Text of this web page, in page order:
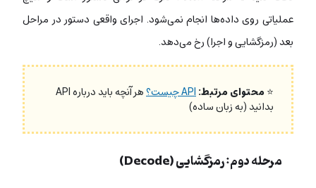
عملیاتی روی داده‌ها انجام نمی‌شود. اجرای واقعی دستور در مراحل
بعد (رمزگشایی و اجرا) رخ می‌دهد.
⭐محتوای مرتبط:API چیست؟ هر آنچه باید درباره API
بدانید (به زبان ساده)
مرحله دوم: رمزگشایی (Decode)